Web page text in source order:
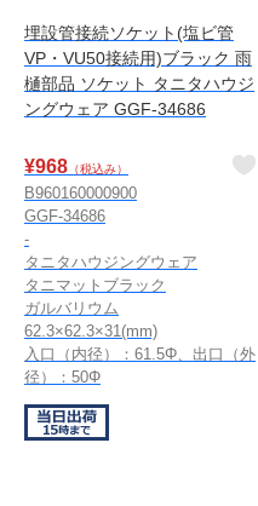
埋設管接続ソケット(塩ビ管
VP・VU50接続用)ブラック 雨
樋部品 ソケット タニタハウジ
ングウェア GGF-34686
¥968 （税込み）
B960160000900
GGF-34686
-
タニタハウジングウェア
タニマットブラック
ガルバリウム
62.3×62.3×31(mm)
入口（内径）：61.5Φ、出口（外
径）：50Φ